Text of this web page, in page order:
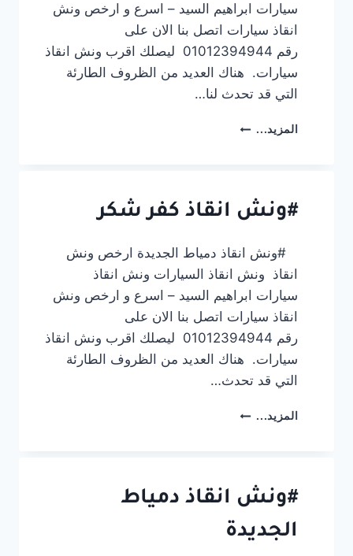
سيارات ابراهيم السيد – اسرع و ارخص ونش
انقاذ سيارات اتصل بنا الان على
رقم 01012394944 ليصلك اقرب ونش انقاذ
سيارات. هناك العديد من الظروف الطارئة
التي قد تحدث لنا…
المزيد... #ونش
#ونش انقاذ كفر شكر
#ونش انقاذ دمياط الجديدة ارخص ونش
انقاذ ونش انقاذ السيارات ونش انقاذ
سيارات ابراهيم السيد – اسرع و ارخص ونش
انقاذ سيارات اتصل بنا الان على
رقم 01012394944 ليصلك اقرب ونش انقاذ
سيارات. هناك العديد من الظروف الطارئة
التي قد تحدث…
المزيد... #ونش
#ونش انقاذ دمياط
الجديدة